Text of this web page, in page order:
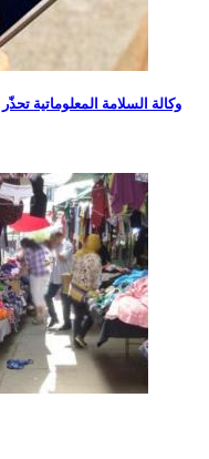
وكالة السلامة المعلوماتية